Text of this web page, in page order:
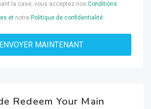
la case, vous acceptez nos Conditions
et notre Politique de confidentialité
Redeem Your Main